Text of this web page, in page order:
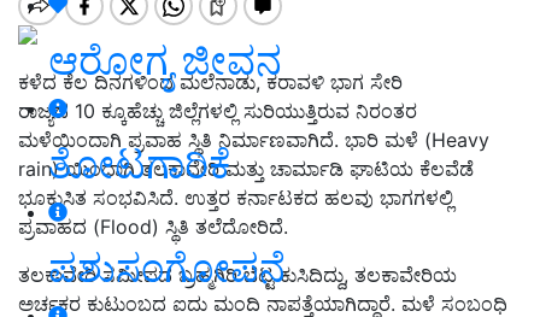
ಆರೋಗ್ಯ ಜೀವನ
ತೋಟಗಾರಿಕೆ
ಪಶುಸಂಗೋಪನೆ
ಕಳೆದ ಕೆಲ ದಿನಗಳಿಂದ ಮಲೆನಾಡು, ಕರಾವಳಿ ಭಾಗ ಸೇರಿ
ರಾಜ್ಯದ 10 ಕ್ಕೂಹೆಚ್ಚು ಜಿಲ್ಲೆಗಳಲ್ಲಿ ಸುರಿಯುತ್ತಿರುವ ನಿರಂತರ
ಮಳೆಯಿಂದಾಗಿ ಪ್ರವಾಹ ಸ್ಥಿತಿ ನಿರ್ಮಾಣವಾಗಿದೆ. ಭಾರಿ ಮಳೆ (Heavy
rain)ಯಿಂದಾಗಿ ತಲಕಾವೇರಿ ಮತ್ತು ಚಾರ್ಮಾಡಿ ಘಾಟಿಯ ಕೆಲವೆಡೆ
ಭೂಕುಸಿತ ಸಂಭವಿಸಿದೆ. ಉತ್ತರ ಕರ್ನಾಟಕದ ಹಲವು ಭಾಗಗಳಲ್ಲಿ
ಪ್ರವಾಹದ (Flood) ಸ್ಥಿತಿ ತಲೆದೋರಿದೆ.
ತಲಕಾವೇರಿ ಸಮೀಪದ ಬ್ರಹ್ಮಗಿರಿ ಬೆಟ್ಟ ಕುಸಿದಿದ್ದು, ತಲಕಾವೇರಿಯ
ಅರ್ಚಕರ ಕುಟುಂಬದ ಐದು ಮಂದಿ ನಾಪತ್ತೆಯಾಗಿದ್ದಾರೆ. ಮಳೆ ಸಂಬಂಧಿ